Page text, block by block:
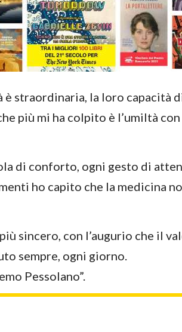
straordinaria, la loro capacità
più mi ha colpito è l’umiltà
di conforto, ogni gesto di
ho capito che la medicina
sincero, con l’augurio che il
sempre, ogni giorno.
Pessolano”.